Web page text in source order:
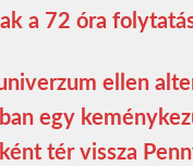
a 72 óra
ellen
egy
tér vissza